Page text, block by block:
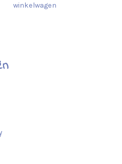
winkelwagen